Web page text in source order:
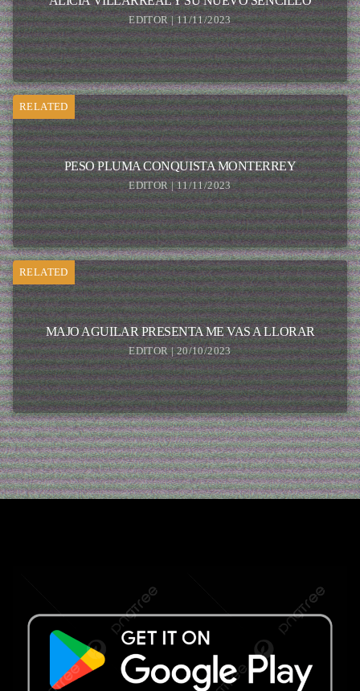
EDITOR | 11/11/2023
RELATED
PESO PLUMA CONQUISTA MONTERREY
EDITOR | 11/11/2023
RELATED
MAJO AGUILAR PRESENTA ME VAS A LLORAR
EDITOR | 20/10/2023